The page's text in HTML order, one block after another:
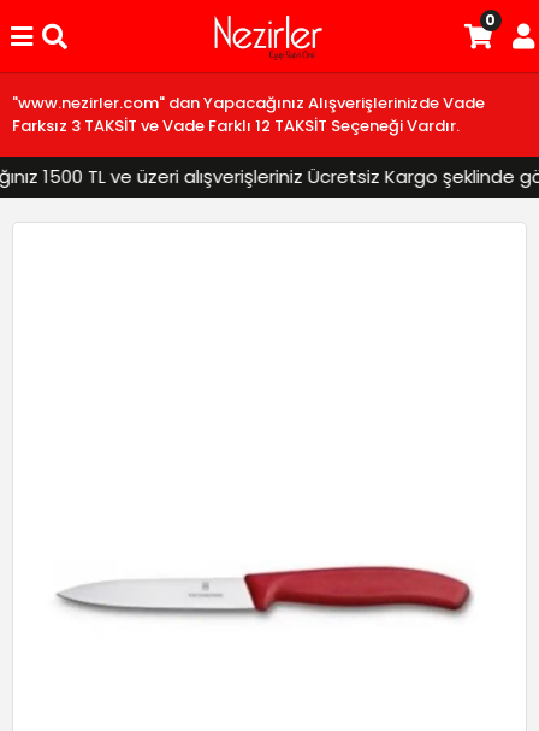
"www.nezirler.com" dan Yapacağınız Alışverişlerinizde Vade
Farksız 3 TAKSİT ve Vade Farklı 12 TAKSİT Seçeneği Vardır.
1500 TL ve üzeri alışverişleriniz Ücretsiz Kargo şeklinde
0